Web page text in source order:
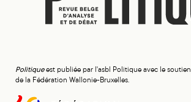
Politiqueest publiée par l'asbl Politique avec le soutien
de la Fédération Wallonie-Bruxelles.